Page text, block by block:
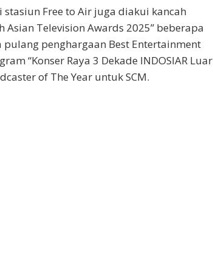
stasiun Free to Air juga diakui kancah
Television Awards 2025” beberapa
penghargaan Best Entertainment
“Konser Raya 3 Dekade INDOSIAR Luar
of The Year untuk SCM.